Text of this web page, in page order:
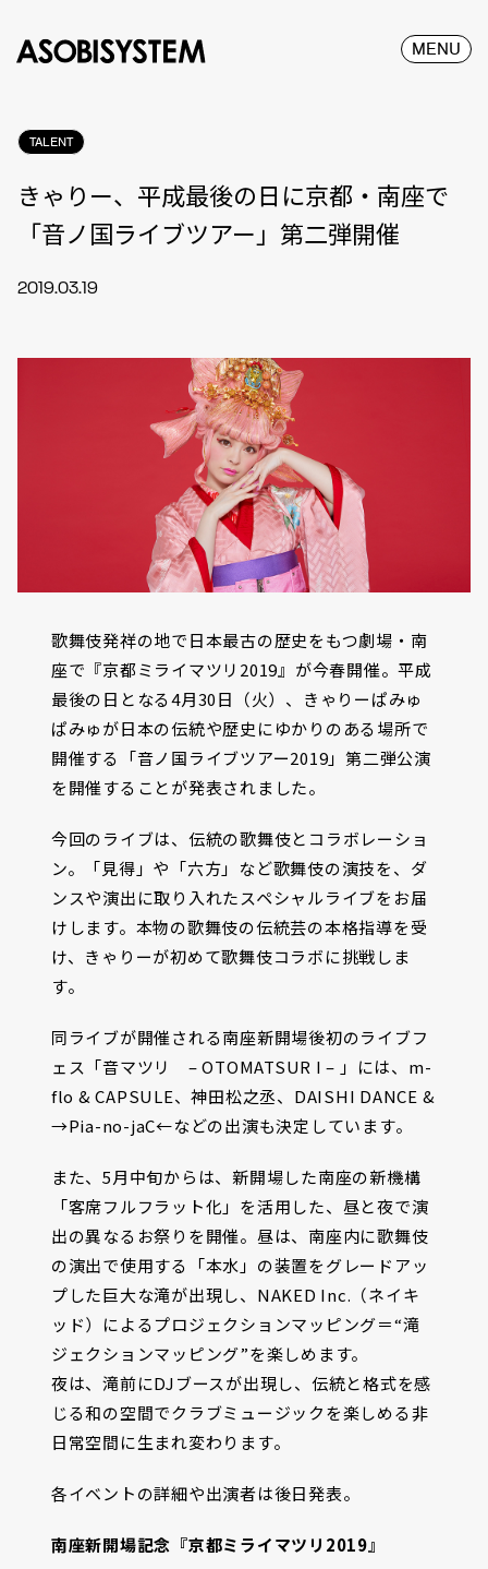
MENU
TALENT
きゃりー、平成最後の日に京都・南座で
「音ノ国ライブツアー」第二弾開催
2019.03.19
歌舞伎発祥の地で日本最古の歴史をもつ劇場・南
座で『京都ミライマツリ2019』が今春開催。平成
最後の日となる4月30日（火）、きゃりーぱみゅ
ぱみゅが日本の伝統や歴史にゆかりのある場所で
開催する「音ノ国ライブツアー2019」第二弾公演
を開催することが発表されました。
今回のライブは、伝統の歌舞伎とコラボレーショ
ン。「見得」や「六方」など歌舞伎の演技を、ダ
ンスや演出に取り入れたスペシャルライブをお届
けします。本物の歌舞伎の伝統芸の本格指導を受
け、きゃりーが初めて歌舞伎コラボに挑戦しま
す。
同ライブが開催される南座新開場後初のライブフ
ェス「音マツリ – OTOMATSUR I – 」には、m-
flo & CAPSULE、神田松之丞、DAISHI DANCE &
→Pia-no-jaC←などの出演も決定しています。
また、5月中旬からは、新開場した南座の新機構
「客席フルフラット化」を活用した、昼と夜で演
出の異なるお祭りを開催。昼は、南座内に歌舞伎
の演出で使用する「本水」の装置をグレードアッ
プした巨大な滝が出現し、NAKED Inc.（ネイキ
ッド）によるプロジェクションマッピング＝“滝
ジェクションマッピング”を楽しめます。
夜は、滝前にDJブースが出現し、伝統と格式を感
じる和の空間でクラブミュージックを楽しめる非
日常空間に生まれ変わります。
各イベントの詳細や出演者は後日発表。
南座新開場記念『京都ミライマツリ2019』